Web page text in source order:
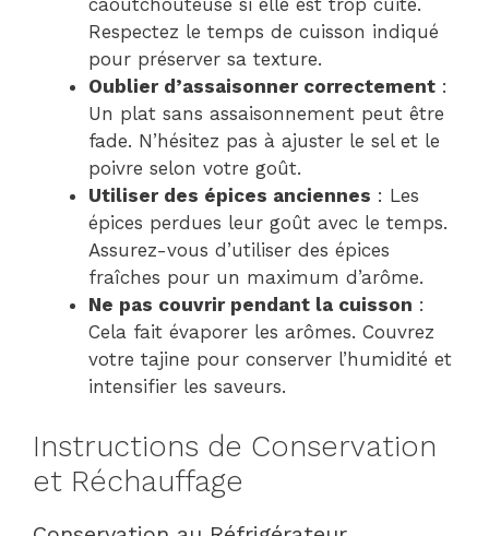
caoutchouteuse si elle est trop cuite.
Respectez le temps de cuisson indiqué
pour préserver sa texture.
Oublier d’assaisonner correctement :
Un plat sans assaisonnement peut être
fade. N’hésitez pas à ajuster le sel et le
poivre selon votre goût.
Utiliser des épices anciennes : Les
épices perdues leur goût avec le temps.
Assurez-vous d’utiliser des épices
fraîches pour un maximum d’arôme.
Ne pas couvrir pendant la cuisson :
Cela fait évaporer les arômes. Couvrez
votre tajine pour conserver l’humidité et
intensifier les saveurs.
Instructions de Conservation
et Réchauffage